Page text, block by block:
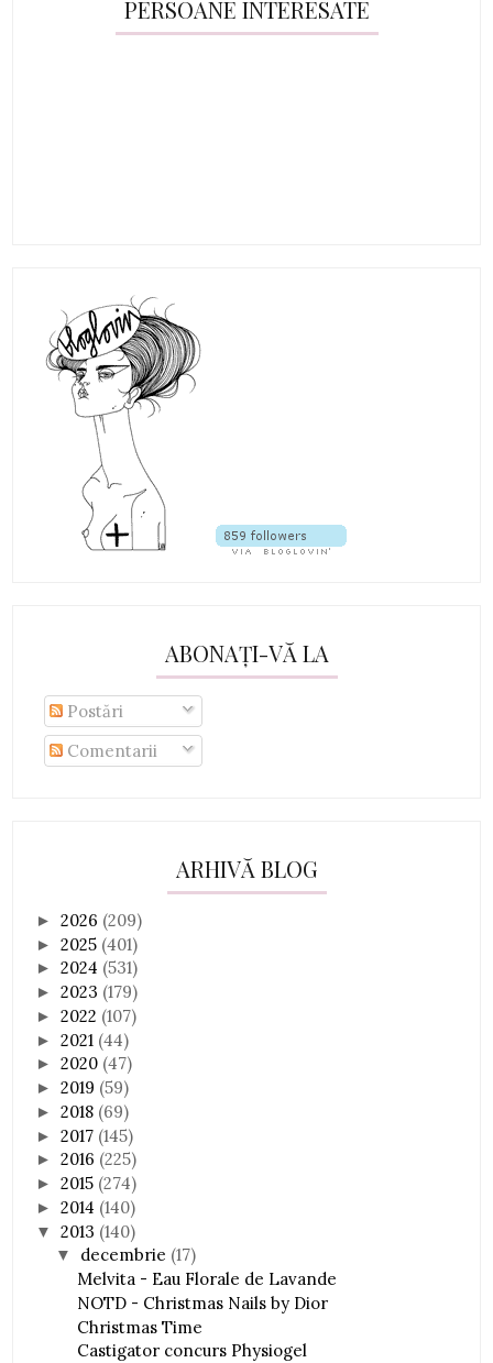
PERSOANE INTERESATE
ABONAȚI-VĂ LA
Postări
Comentarii
ARHIVĂ BLOG
►2026 (209)
►2025 (401)
►2024 (531)
►2023 (179)
►2022 (107)
►2021 (44)
►2020 (47)
►2019 (59)
►2018 (69)
►2017 (145)
►2016 (225)
►2015 (274)
►2014 (140)
▼2013 (140)
▼ decembrie (17)
Melvita - Eau Florale de Lavande
NOTD - Christmas Nails by Dior
Christmas Time
Castigator concurs Physiogel